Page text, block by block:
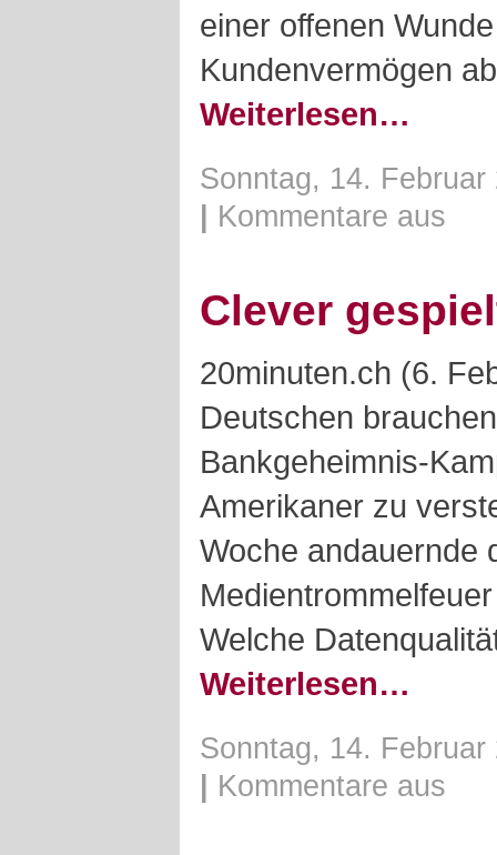
einer offenen
Kundenvermögen
Weiterlesen…
Sonntag, 14.
Kommentare aus
Clever
20minuten.ch (6.
Deutschen
Bankgeheimnis-
Amerikaner zu
Woche andauernde
Welche
Weiterlesen…
Sonntag, 14.
Kommentare aus